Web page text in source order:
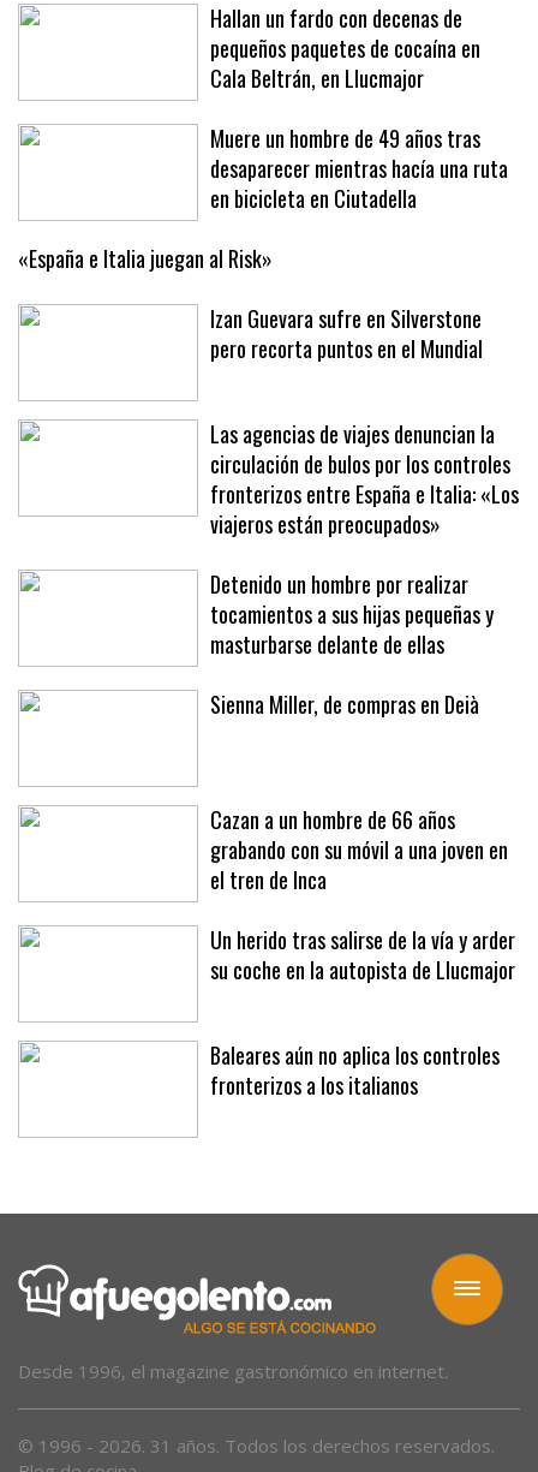
Toggle
navigation
Hallan un fardo con decenas de
pequeños paquetes de cocaína en
Cala Beltrán, en Llucmajor
Muere un hombre de 49 años tras
desaparecer mientras hacía una ruta
en bicicleta en Ciutadella
«España e Italia juegan al Risk»
Izan Guevara sufre en Silverstone
pero recorta puntos en el Mundial
Las agencias de viajes denuncian la
circulación de bulos por los controles
fronterizos entre España e Italia: «Los
viajeros están preocupados»
Detenido un hombre por realizar
tocamientos a sus hijas pequeñas y
masturbarse delante de ellas
Sienna Miller, de compras en Deià
Cazan a un hombre de 66 años
grabando con su móvil a una joven en
el tren de Inca
Un herido tras salirse de la vía y arder
su coche en la autopista de Llucmajor
Baleares aún no aplica los controles
fronterizos a los italianos
Desde 1996, el magazine gastronómico en internet.
© 1996 - 2026. 31 años. Todos los derechos reservados.